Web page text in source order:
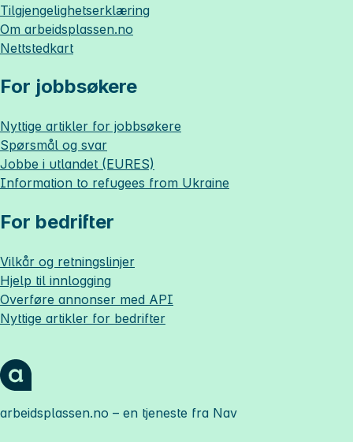
Tilgjengelighetserklæring
Om arbeidsplassen.no
Nettstedkart
For jobbsøkere
Nyttige artikler for jobbsøkere
Spørsmål og svar
Jobbe i utlandet (EURES)
Information to refugees from Ukraine
For bedrifter
Vilkår og retningslinjer
Hjelp til innlogging
Overføre annonser med API
Nyttige artikler for bedrifter
arbeidsplassen.no – en tjeneste fra Nav